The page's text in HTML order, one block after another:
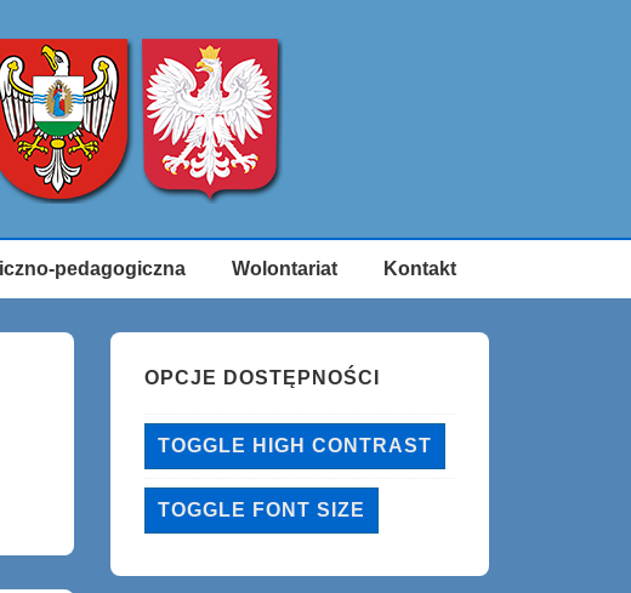
pedagogiczna Wolontariat Kontakt
OPCJE DOSTĘPNOŚCI
TOGGLE HIGH CONTRAST
TOGGLE FONT SIZE